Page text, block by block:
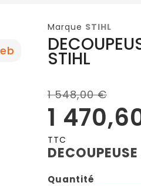
Marque STIHL
STIHL
1 548,00 €
1
TTC
Quantité